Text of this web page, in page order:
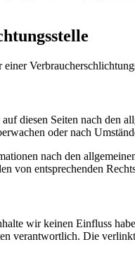
diesen Seiten nach
oder nach
nach den
von entsprechenden
wir keinen Einfluss
verantwortlich. Die